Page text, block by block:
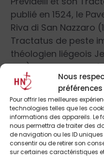
Nous
préférences
Pour offrir les meilleures
technologies telles que les
informations des appareils. Le
nous permettra de traiter des
de navigation ou les ID
consentir ou de retirer son
sur certaines caractéristiques
publié en 1524, le
Riva di San Nazzaro
Tractatus de peste
théologien liégeois
1617) avec son
manière
temps de peste,
dévoile la matière en
que le malheur de la
le devant de la scène.